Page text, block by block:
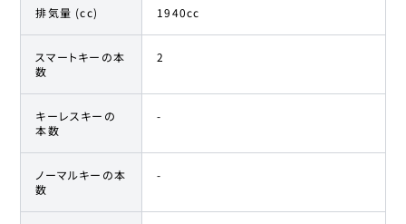
排気量 (cc) 1940cc
スマートキーの本
数
2
キーレスキーの
本数
-
ノーマルキーの本
数
-